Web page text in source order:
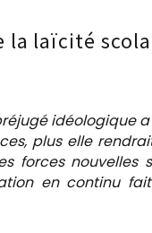
la laïcité
idéologique
plus elle
forces nouvelles
en continu